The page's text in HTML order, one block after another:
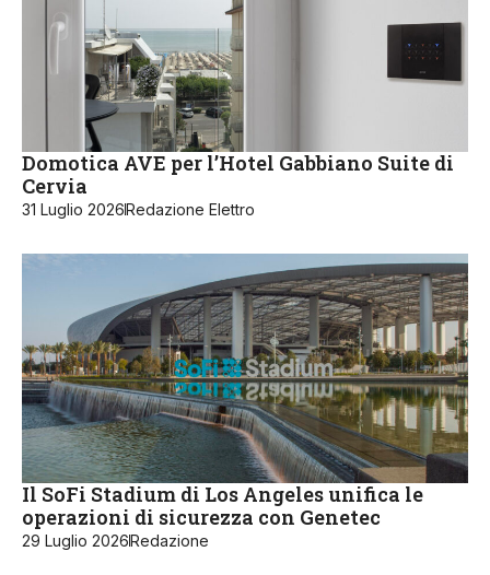
Domotica AVE per l’Hotel Gabbiano Suite di
Cervia
31 Luglio 2026Redazione Elettro
Il SoFi Stadium di Los Angeles unifica le
operazioni di sicurezza con Genetec
29 Luglio 2026Redazione